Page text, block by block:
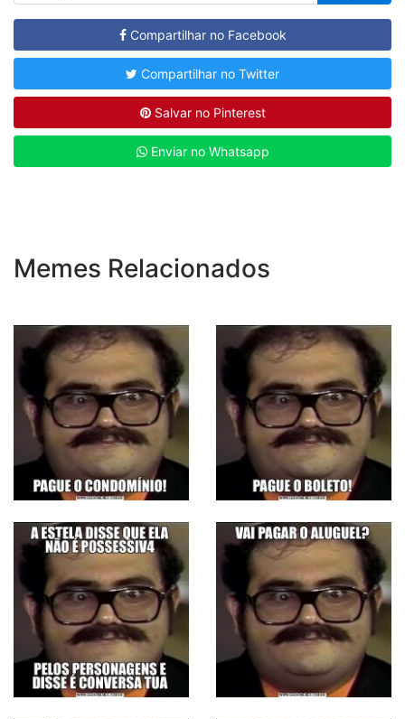
Compartilhar no Facebook
Compartilhar no Twitter
Salvar no Pinterest
Enviar no Whatsapp
Memes Relacionados